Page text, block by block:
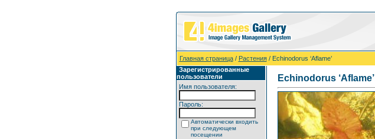
Главная страница/ Растения/ Echinodorus ‘Aflame’
Зарегистрированные
пользователи
Имя пользователя:
Пароль:
Автоматически входить
при следующем
посещении
Echinodorus ‘Aflame’